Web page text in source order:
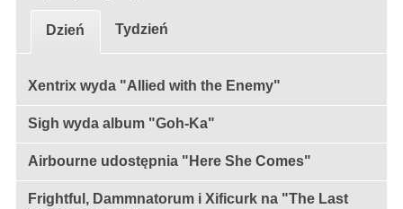
Dzień Tydzień
Xentrix wyda "Allied with the Enemy"
Sigh wyda album "Goh-Ka"
Airbourne udostępnia "Here She Comes"
Frightful, Dammnatorum i Xificurk na "The Last